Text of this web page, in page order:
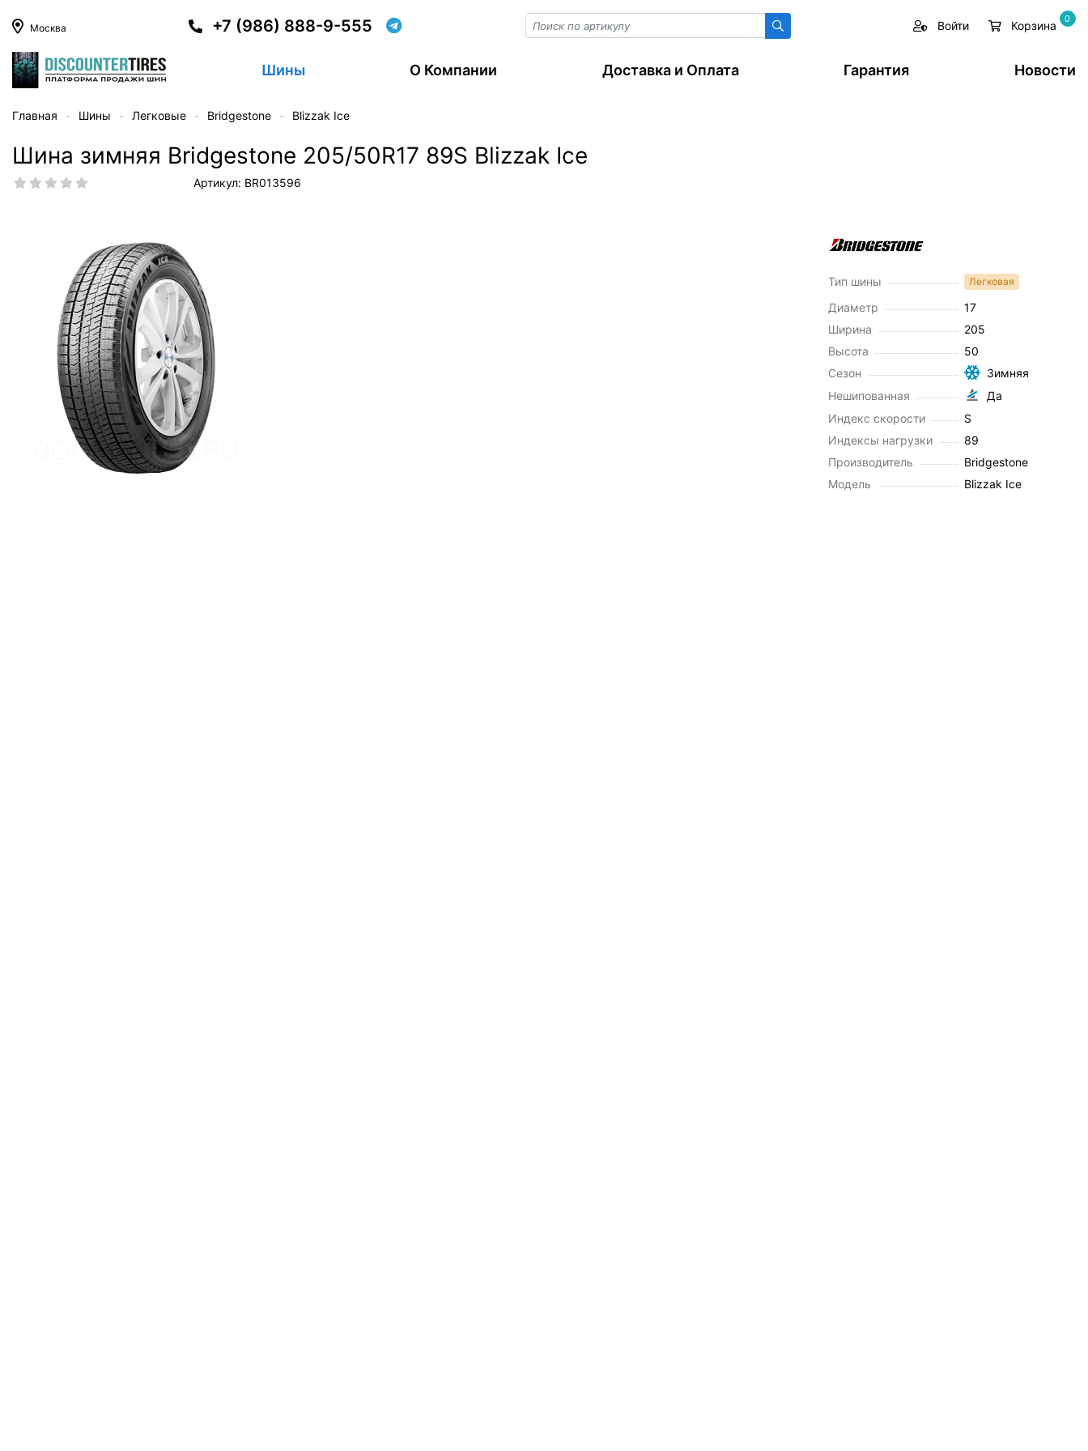
Москва +7 (986) 888-9-555 Войти Корзина 0
Шины О Компании Доставка и Оплата Гарантия Новости
Главная Шины Легковые Bridgestone Blizzak Ice
Шина зимняя Bridgestone 205/50R17 89S Blizzak Ice
Артикул: BR013596
Тип шины Легковая
Диаметр
17
Ширина
205
Высота
50
Сезон
Зимняя
Нешипованная
Да
Индекс скорости
S
Индексы нагрузки
89
Производитель
Bridgestone
Модель
Blizzak Ice